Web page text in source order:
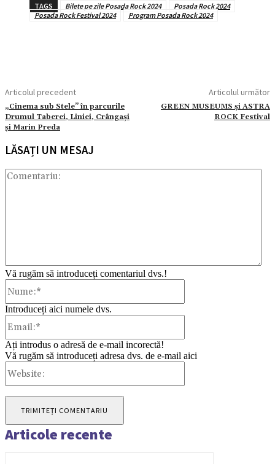
TAGS Bilete pe zile Posada Rock 2024
Posada Rock 2024
Posada Rock Festival 2024
Program Posada Rock 2024
Articolul precedent
„Cinema sub Stele” în parcurile
Drumul Taberei, Liniei, Crângași
și Marin Preda
Articolul următor
GREEN MUSEUMS și ASTRA
ROCK Festival
LĂSAȚI UN MESAJ
Vă rugăm să introduceți comentariul dvs.!
Introduceți aici numele dvs.
Ați introdus o adresă de e-mail incorectă!
Vă rugăm să introduceți adresa dvs. de e-mail aici
Articole recente